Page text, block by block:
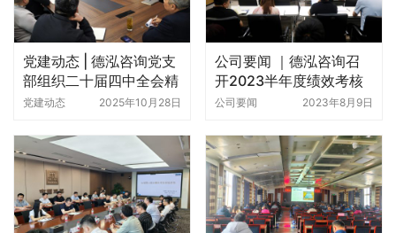
党建动态 | 德泓咨询党支
部组织二十届四中全会精
神专题学习交流会
党建动态 2025年10月28日
公司要闻 ｜德泓咨询召
开2023半年度绩效考核
暨头脑风暴会
公司要闻 2023年8月9日